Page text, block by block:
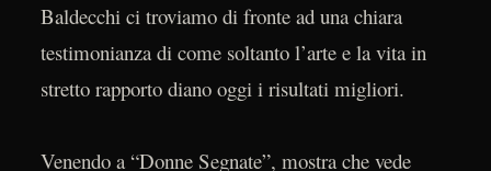
Baldecchi ci troviamo di fronte ad una chiara
testimonianza di come soltanto l’arte e la vita in
stretto rapporto diano oggi i risultati migliori.
Venendo a “Donne Segnate”, mostra che vede